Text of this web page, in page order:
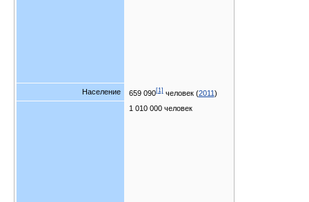
Население 659 090[1]человек (2011)
1 010 000 человек